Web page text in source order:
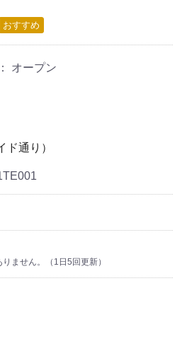
おすすめ
オープン
通り）
ません。（1日5回更新）